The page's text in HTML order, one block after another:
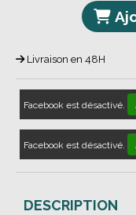
Livraison en 48H
Facebook est désactivé.
Facebook est désactivé.
DESCRIPTION